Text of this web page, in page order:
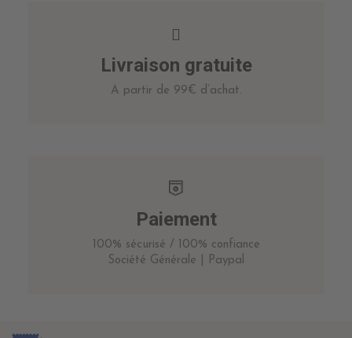
Livraison gratuite
A partir de 99€ d’achat.
Paiement
100% sécurisé / 100% confiance
Société Générale | Paypal